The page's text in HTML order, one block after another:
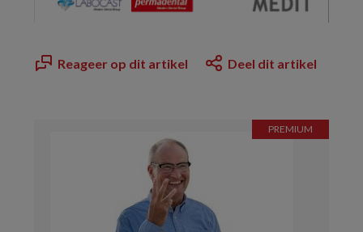
Reageer op dit artikel Deel dit artikel